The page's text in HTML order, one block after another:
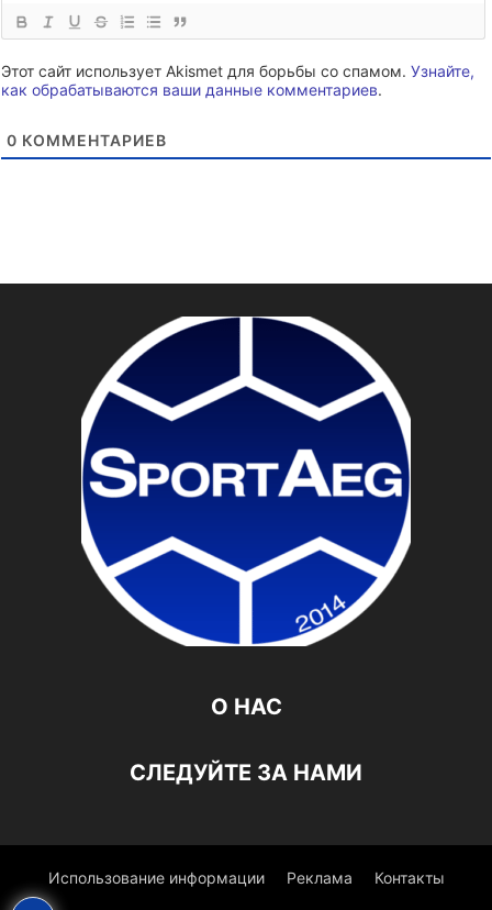
Этот сайт использует Akismet для борьбы со спамом. Узнайте,
как обрабатываются ваши данные комментариев.
0 КОММЕНТАРИЕВ
О НАС
СЛЕДУЙТЕ ЗА НАМИ
Использование информации Реклама Контакты